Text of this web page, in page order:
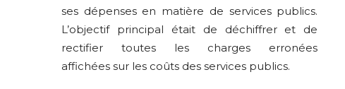
ses dépenses en matière de services publics.
L’objectif principal était de déchiffrer et de
rectifier toutes les charges erronées
affichées sur les coûts des services publics.